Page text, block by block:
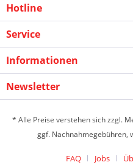
Hotline
Service
Informationen
Newsletter
* Alle Preise verstehen sich zzgl.
ggf. Nachnahmegebühren,
FAQ Jobs